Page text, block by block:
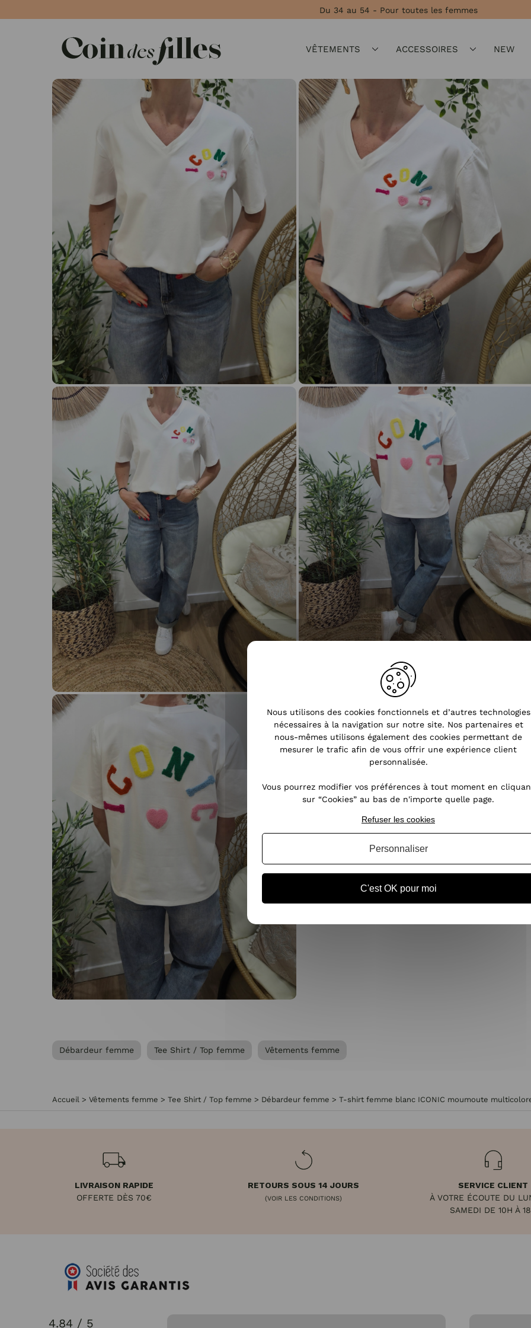
Du 34 au 54 - Pour toutes les femmes
VÊTEMENTS ACCESSOIRES NEW
Débardeur femme Tee Shirt / Top femme Vêtements femme
Accueil > Vêtements femme > Tee Shirt / Top femme > Débardeur femme > T-shirt femme blanc ICONIC moumoute
LIVRAISON RAPIDE
OFFERTE DÈS 70€
RETOURS SOUS 14 JOURS
(VOIR LES CONDITIONS)
SERVICE CLIENT
À VOTRE ÉCOUTE DU
SAMEDI DE 10H À
4.84 / 5
Nous utilisons des cookies fonctionnels et d’autres technologies
nécessaires à la navigation sur notre site. Nos partenaires et
nous-mêmes utilisons également des cookies permettant de
mesurer le trafic afin de vous offrir une expérience client
personnalisée.
Vous pourrez modifier vos préférences à tout moment en
sur “Cookies” au bas de n'importe quelle page.
C'est OK pour moi
Refuser les cookies
Personnaliser